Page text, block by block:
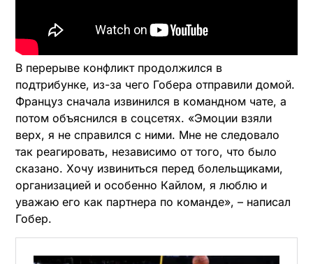
В перерыве конфликт продолжился в
подтрибунке, из-за чего Гобера отправили домой.
Француз сначала извинился в командном чате, а
потом объяснился в соцсетях. «Эмоции взяли
верх, я не справился с ними. Мне не следовало
так реагировать, независимо от того, что было
сказано. Хочу извиниться перед болельщиками,
организацией и особенно Кайлом, я люблю и
уважаю его как партнера по команде», – написал
Гобер.